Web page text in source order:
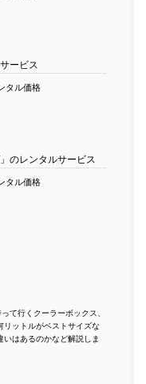
ービス
タル価格
のレンタルサービス
タル価格
て行くクーラーボックス、
リットルがベストサイズな
いはあるのかなど解説しま